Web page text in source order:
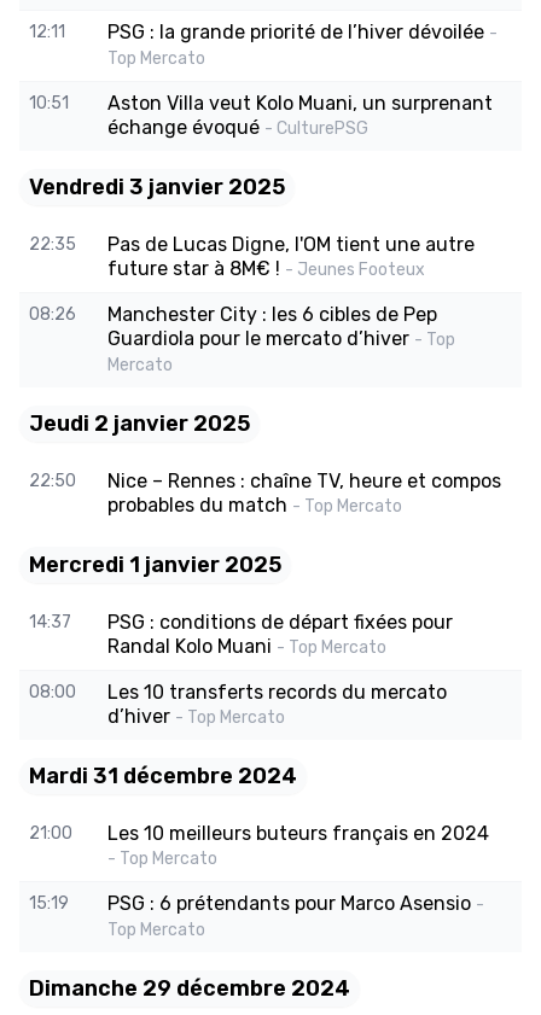
12:11 PSG : la grande priorité de l’hiver dévoilée -
Top Mercato
10:51
Aston Villa veut Kolo Muani, un surprenant
échange évoqué - CulturePSG
Vendredi 3 janvier 2025
22:35
Pas de Lucas Digne, l'OM tient une autre
future star à 8M€ ! - Jeunes Footeux
08:26
Manchester City : les 6 cibles de Pep
Guardiola pour le mercato d’hiver - Top
Mercato
Jeudi 2 janvier 2025
22:50
Nice – Rennes : chaîne TV, heure et compos
probables du match - Top Mercato
Mercredi 1 janvier 2025
14:37
PSG : conditions de départ fixées pour
Randal Kolo Muani - Top Mercato
08:00
Les 10 transferts records du mercato
d’hiver - Top Mercato
Mardi 31 décembre 2024
21:00 Les 10 meilleurs buteurs français en 2024
- Top Mercato
15:19 PSG : 6 prétendants pour Marco Asensio -
Top Mercato
Dimanche 29 décembre 2024